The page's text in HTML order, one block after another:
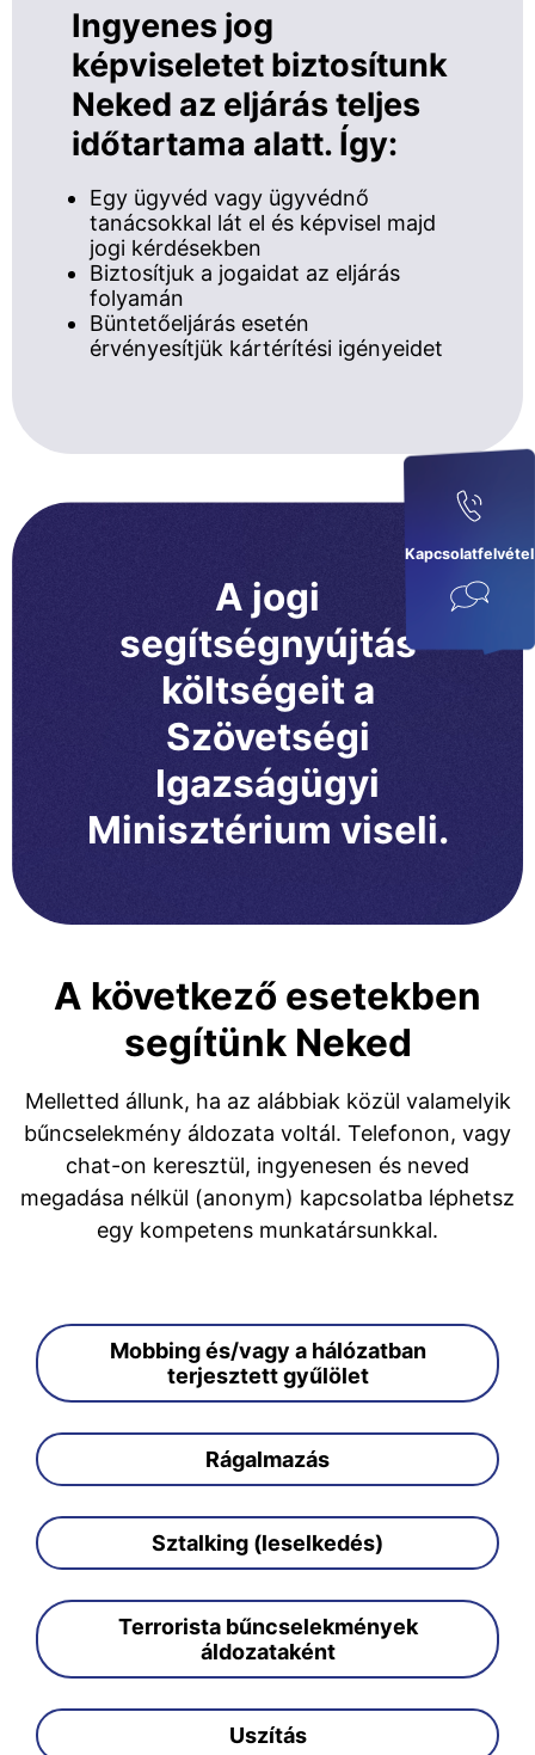
Kapcsolatfelvétel
Ingyenes jog
képviseletet biztosítunk
Neked az eljárás teljes
időtartama alatt. Így:
Egy ügyvéd vagy ügyvédnő
tanácsokkal lát el és képvisel majd
jogi kérdésekben
Biztosítjuk a jogaidat az eljárás
folyamán
Büntetőeljárás esetén
érvényesítjük kártérítési igényeidet
A jogi
segítségnyújtás
költségeit a
Szövetségi
Igazságügyi
Minisztérium viseli.
A következő esetekben
segítünk Neked
Melletted állunk, ha az alábbiak közül valamelyik
bűncselekmény áldozata voltál. Telefonon, vagy
chat-on keresztül, ingyenesen és neved
megadása nélkül (anonym) kapcsolatba léphetsz
egy kompetens munkatársunkkal.
Mobbing és/vagy a hálózatban
terjesztett gyűlölet
Rágalmazás
Sztalking (leselkedés)
Terrorista bűncselekmények
áldozataként
Uszítás